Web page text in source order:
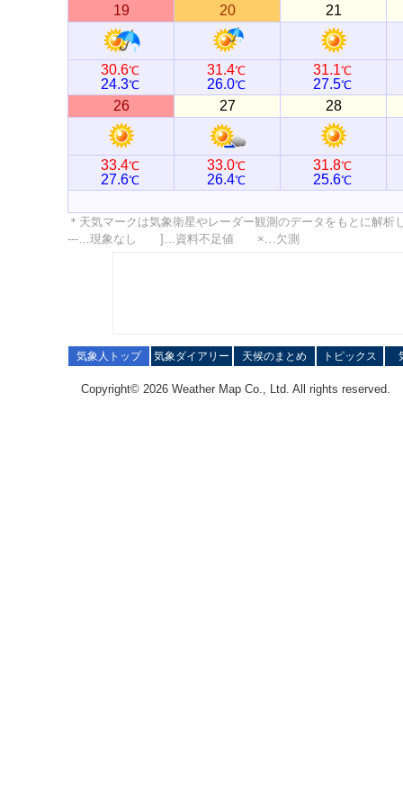
19 20 21
30.6℃
24.3℃
31.4℃
26.0℃
31.1℃
27.5℃
26 27 28
33.4℃
27.6℃
33.0℃
26.4℃
31.8℃
25.6℃
＊天気マークは気象衛星やレーダー観測のデータをもとに解
---…現象なし ]…資料不足値 ×…欠測
気象人トップ 気象ダイアリー 天候のまとめ トピックス
Copyright© 2026 Weather Map Co., Ltd. All rights reserved.